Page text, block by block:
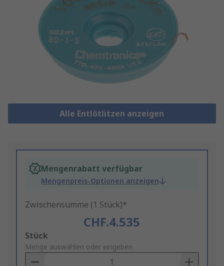
Alle Entlötlitzen anzeigen
Mengenrabatt verfügbar
Mengenpreis-Optionen anzeigen
Zwischensumme (1 Stück)*
CHF.4.535
Add
to
Basket
Stück
Menge auswählen oder eingeben